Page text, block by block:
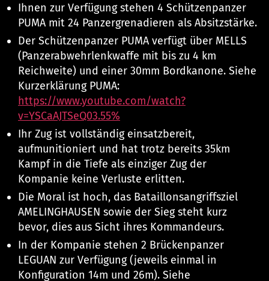
Ihnen zur Verfügung stehen 4 Schützenpanzer
PUMA mit 24 Panzergrenadieren als Absitzstärke.
Der Schützenpanzer PUMA verfügt über MELLS
(Panzerabwehrlenkwaffe mit bis zu 4 km
Reichweite) und einer 30mm Bordkanone. Siehe
Kurzerklärung PUMA:
https://www.youtube.com/watch?
v=YSCaAJTSeQ03.55%
Ihr Zug ist vollständig einsatzbereit,
aufmunitioniert und hat trotz bereits 35km
Kampf in die Tiefe als einziger Zug der
Kompanie keine Verluste erlitten.
Die Moral ist hoch, das Bataillonsangriffsziel
AMELINGHAUSEN sowie der Sieg steht kurz
bevor, dies aus Sicht ihres Kommandeurs.
In der Kompanie stehen 2 Brückenpanzer
LEGUAN zur Verfügung (jeweils einmal in
Konfiguration 14m und 26m). Siehe